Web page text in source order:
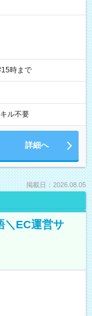
時まで
ル不要
詳細へ
掲載日：2026.08.05
＼EC運営サ